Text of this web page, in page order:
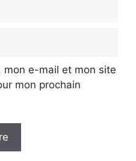
mon e-mail et mon site
mon prochain